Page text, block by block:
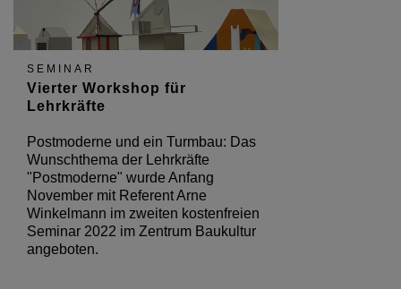
SEMINAR
Vierter Workshop für
Lehrkräfte
Postmoderne und ein Turmbau: Das
Wunschthema der Lehrkräfte
"Postmoderne" wurde Anfang
November mit Referent Arne
Winkelmann im zweiten kostenfreien
Seminar 2022 im Zentrum Baukultur
angeboten.